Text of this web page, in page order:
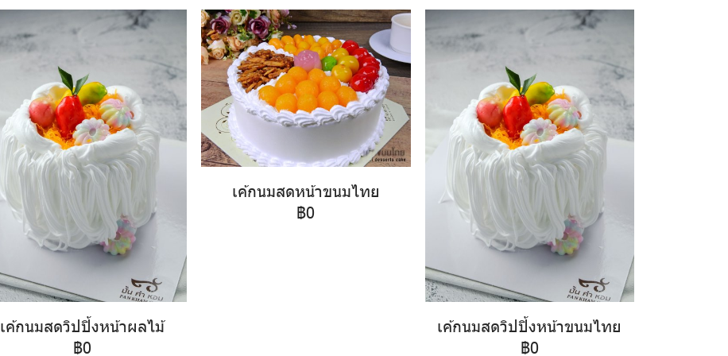
เค้กนมสดวิปปิ้งหน้าผลไม้
฿0
เค้กนมสดหน้าขนมไทย
฿0
เค้กนมสดวิปปิ้งหน้าขนมไทย
฿0